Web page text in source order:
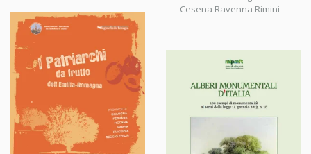
Cesena Ravenna Rimini